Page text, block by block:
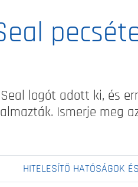
logót adott ki, és
Ismerje meg
HITELESÍTŐ HATÓSÁGOK